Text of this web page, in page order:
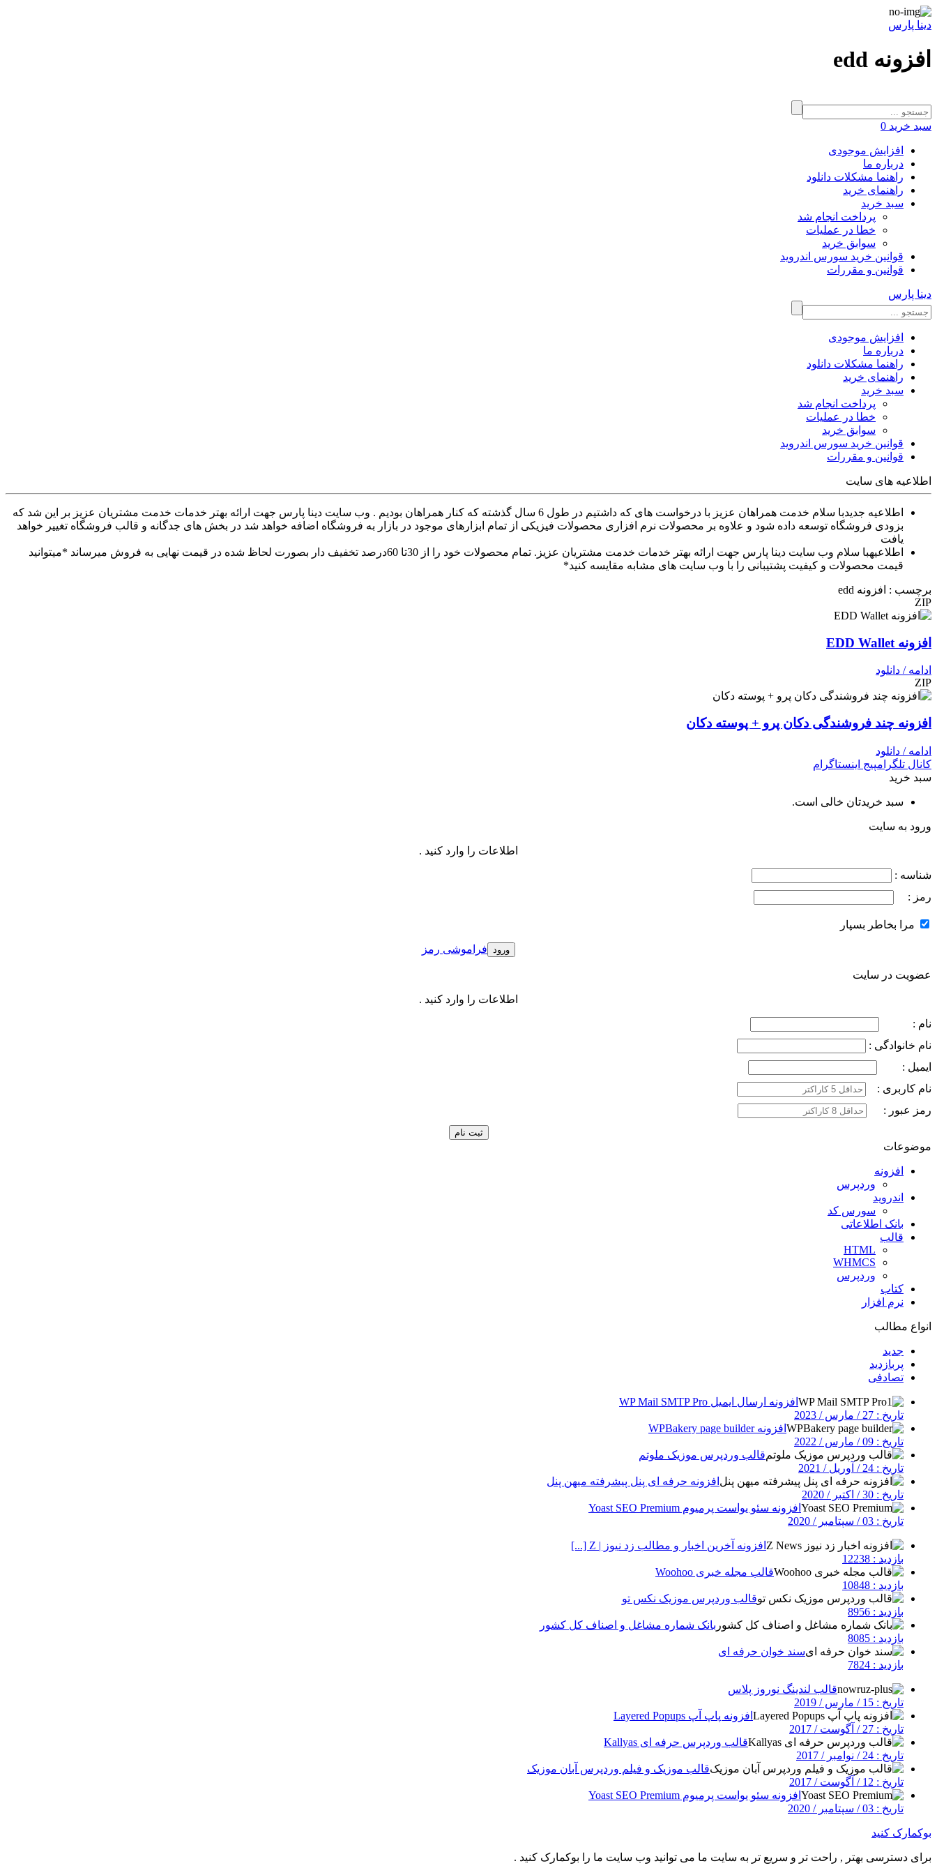
دینا پارس
افزونه edd
سبد خرید 0
افزایش موجودی
درباره ما
راهنما مشکلات دانلود
راهنمای خرید
سبد خرید
پرداخت انجام شد
خطا در عملیات
سوابق خرید
قوانین خرید سورس اندروید
قوانین و مقررات
دینا پارس
افزایش موجودی
درباره ما
راهنما مشکلات دانلود
راهنمای خرید
سبد خرید
پرداخت انجام شد
خطا در عملیات
سوابق خرید
قوانین خرید سورس اندروید
قوانین و مقررات
اطلاعیه های سایت
اطلاعیه جدید
با سلام خدمت همراهان عزیز با درخواست های که داشتیم در طول 6 سال گذشته که کنار همراهان بودیم . وب سایت دینا پارس جهت ارائه بهتر خدمات خدمت مشتریان عزیز بر این شد که
بزودی فروشگاه توسعه داده شود و علاوه بر محصولات نرم افزاری محصولات فیزیکی از تمام ابزارهای موجود در بازار به فروشگاه اضافه خواهد شد در بخش های جدگانه و قالب فروشگاه تغییر خواهد
یافت
اطلاعیه
با سلام وب سایت دینا پارس جهت ارائه بهتر خدمات خدمت مشتریان عزیز. تمام محصولات خود را از 30تا 60درصد تخفیف دار بصورت لحاظ شده در قیمت نهایی به فروش میرساند *میتوانید
قیمت محصولات و کیفیت پشتیبانی را با وب سایت های مشابه مقایسه کنید*
برچسب : افزونه edd
ZIP
افزونه EDD Wallet
ادامه / دانلود
ZIP
افزونه چند فروشندگی دکان پرو + پوسته دکان
ادامه / دانلود
کانال تلگرامپیج اینستاگرام
سبد خرید
سبد خریدتان خالی است.
ورود به سایت
اطلاعات را وارد کنید .
شناسه :
رمز :
مرا بخاطر بسپار
فراموشی رمز
عضویت در سایت
اطلاعات را وارد کنید .
نام :
نام خانوادگی :
ایمیل :
نام کاربری :
رمز عبور :
موضوعات
افزونه
وردپرس
اندروید
سورس کد
بانک اطلاعاتی
قالب
HTML
WHMCS
وردپرس
کتاب
نرم افزار
انواع مطالب
جدید
پربازدید
تصادفی
افزونه ارسال ایمیل WP Mail SMTP Pro
تاریخ : 27 / مارس / 2023
افزونه WPBakery page builder
تاریخ : 09 / مارس / 2022
قالب وردپرس موزیک ملوتم
تاریخ : 24 / آوریل / 2021
افزونه حرفه ای پنل پیشرفته میهن پنل
تاریخ : 30 / اکتبر / 2020
افزونه سئو یواست پرمیوم Yoast SEO Premium
تاریخ : 03 / سپتامبر / 2020
افزونه آخرین اخبار و مطالب زد نیوز | Z [...]
بازدید : 12238
قالب مجله خبری Woohoo
بازدید : 10848
قالب وردپرس موزیک نکس تو
بازدید : 8956
بانک شماره مشاغل و اصناف کل کشور
بازدید : 8085
سند خوان حرفه ای
بازدید : 7824
قالب لندینگ نوروز پلاس
تاریخ : 15 / مارس / 2019
افزونه پاپ آپ Layered Popups
تاریخ : 27 / آگوست / 2017
قالب وردپرس حرفه ای Kallyas
تاریخ : 24 / نوامبر / 2017
قالب موزیک و فیلم وردپرس آبان موزیک
تاریخ : 12 / آگوست / 2017
افزونه سئو یواست پرمیوم Yoast SEO Premium
تاریخ : 03 / سپتامبر / 2020
بوکمارک کنید
برای دسترسی بهتر , راحت تر و سریع تر به سایت ما می توانید وب سایت ما را بوکمارک کنید .